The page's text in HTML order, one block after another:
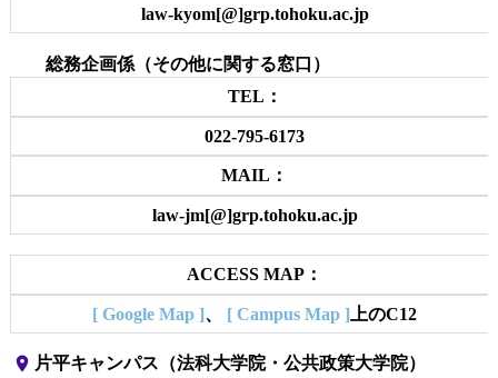
law-kyom[@]grp.tohoku.ac.jp
総務企画係（その他に関する窓口）
TEL：
022-795-6173
MAIL：
law-jm[@]grp.tohoku.ac.jp
ACCESS MAP：
[ Google Map ]、 [ Campus Map ] 上のC12
place 片平キャンパス（法科大学院・公共政策大学院）